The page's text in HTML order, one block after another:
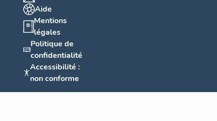
Aide
Mentions
légales
Politique de
confidentialité
Accessibilité :
non conforme